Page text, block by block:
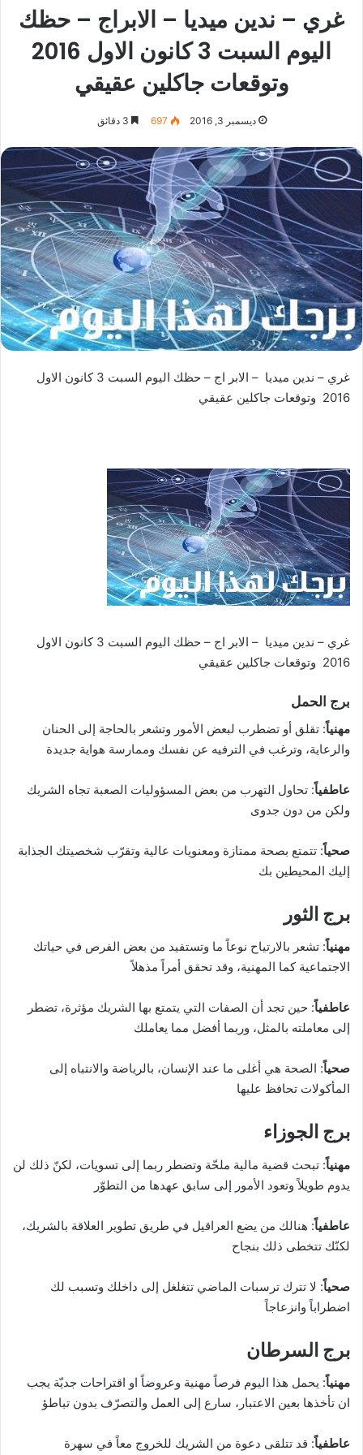
غري – ندين ميديا – الابراج – حظك
اليوم السبت 3 كانون الاول 2016
وتوقعات جاكلين عقيقي
ديسمبر 3, 2016 697
غري – ندين ميديا – الابر اج – حظك اليوم السبت 3 كانون الاول
2016 وتوقعات جاكلين عقيقي
غري – ندين ميديا – الابر اج – حظك اليوم السبت 3 كانون الاول
2016 وتوقعات جاكلين عقيقي
برج الحمل
مهنياً: تقلق أو تضطرب لبعض الأمور وتشعر بالحاجة إلى الحنان
والرعاية، وترغب في الترفيه عن نفسك وممارسة هواية جديدة
عاطفياً: تحاول التهرب من بعض المسؤوليات الصعبة تجاه الشريك
ولكن من دون جدوى
صحياً: تتمتع بصحة ممتازة ومعنويات عالية وتقرّب شخصيتك الجذابة
إليك المحيطين بك
برج الثور
مهنياً: تشعر بالارتياح نوعاً ما وتستفيد من بعض الفرص في حياتك
الاجتماعية كما المهنية، وقد تحقق أمراً مذهلاً
عاطفياً: حين تجد أن الصفات التي يتمتع بها الشريك مؤثرة، تضطر
إلى معاملته بالمثل، وربما أفضل مما يعاملك
صحياً: الصحة هي أغلى ما عند الإنسان، بالرياضة والانتباه إلى
المأكولات تحافظ عليها
برج الجوزاء
مهنياً: تبحث قضية مالية ملحّة وتضطر ربما إلى تسويات، لكنّ ذلك لن
يدوم طويلاً وتعود الأمور إلى سابق عهدها من التطوّر
عاطفياً: هنالك من يضع العراقيل في طريق تطوير العلاقة بالشريك،
لكنّك تتخطى ذلك بنجاح
صحياً: لا تترك ترسبات الماضي تتغلغل إلى داخلك وتسبب لك
اضطراباً وانزعاجاً
برج السرطان
مهنياً: يحمل هذا اليوم فرصاً مهنية وعروضاً او اقتراحات جديّة يجب
ان تأخذها بعين الاعتبار، سارع إلى العمل والتصرّف بدون تباطؤ
عاطفياً: قد تتلقى دعوة من الشريك للخروج معاً في سهرة